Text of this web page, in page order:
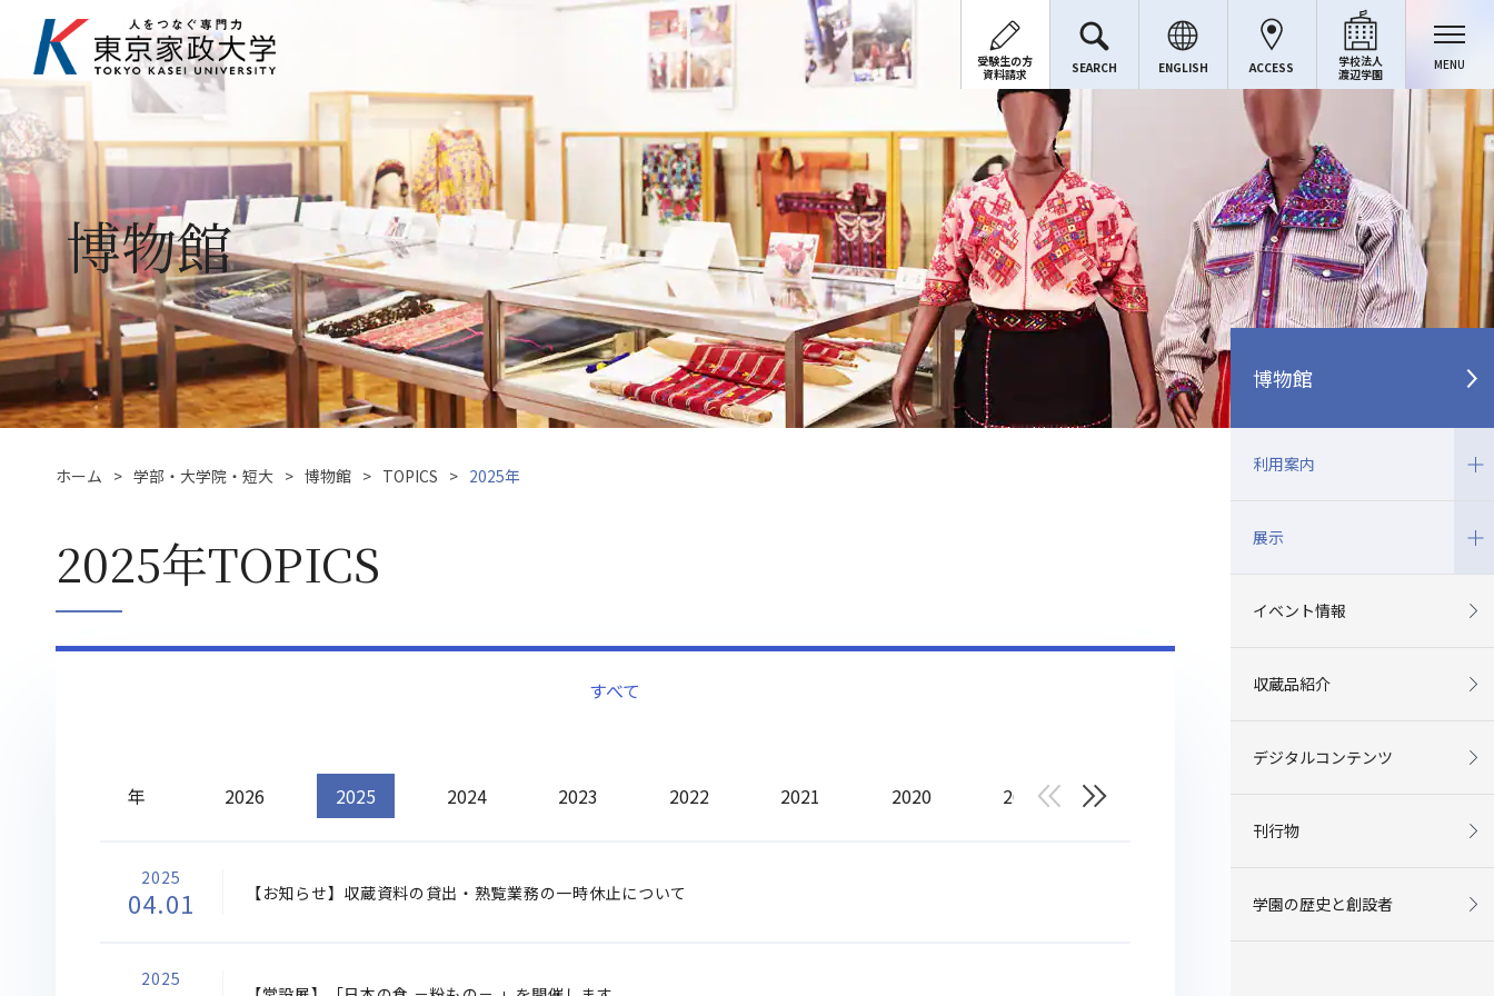
受験生の方
資料請求
SEARCH ENGLISH ACCESS
学校法人
渡辺学園
MENU
博物館
ホーム 学部・大学院・短大 博物館 TOPICS 2025年
2025年TOPICS
すべて
年 2026 2025 2024 2023 2022 2021 2020 2019
2025
04.01 【お知らせ】収蔵資料の貸出・熟覧業務の一時休止について
2025
博物館
利用案内
展示
イベント情報
収蔵品紹介
デジタルコンテンツ
刊行物
学園の歴史と創設者